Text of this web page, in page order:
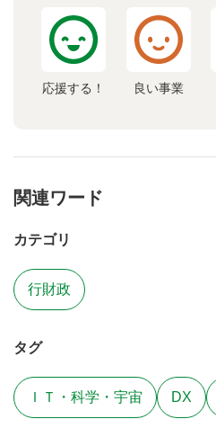
応援する！ 良い事業
関連ワード
カテゴリ
行財政
タグ
ＩＴ・科学・宇宙 DX